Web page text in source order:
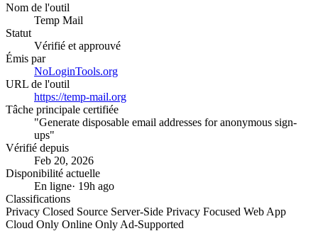
Nom de l'outil
Temp Mail
Statut
Vérifié et approuvé
Émis par
NoLoginTools.org
URL de l'outil
https://temp-mail.org
Tâche principale certifiée
"Generate disposable email addresses for anonymous sign-
ups"
Vérifié depuis
Feb 20, 2026
Disponibilité actuelle
En ligne· 19h ago
Classifications
Privacy Closed Source Server-Side Privacy Focused Web App
Cloud Only Online Only Ad-Supported